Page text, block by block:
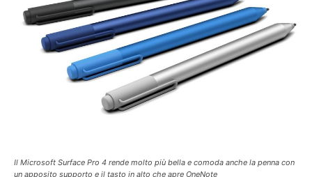
Il Microsoft Surface Pro 4 rende molto più bella e comoda anche la penna con
un apposito supporto e il tasto in alto che apre OneNote